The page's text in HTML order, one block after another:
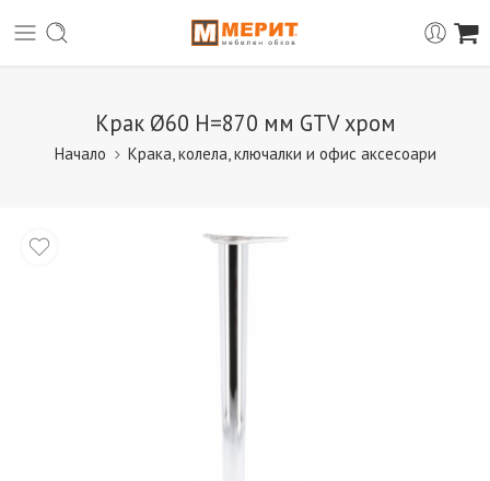
Крак Ø60 H=870 мм GTV хром
Начало Крака, колела, ключалки и офис аксесоари